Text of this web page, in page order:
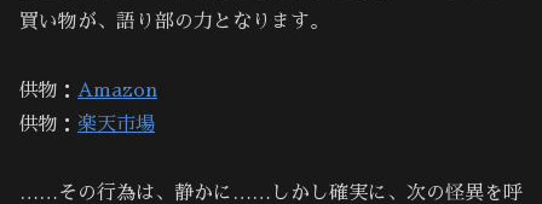
買い物が、語り部の力となります。
供物： Amazon
供物： 楽天市場
……その行為は、静かに……しかし確実に、次の怪異を呼